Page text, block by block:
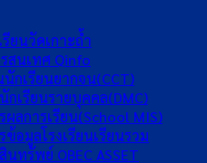
รียนวัดเกาะถ้ำ
สนเทศ Qinfo
กเรียนยากจน(CCT)
เรียนรายบุคคล(DMC)
ลการเรียน(School MIS)
อมูลโรงเรียนเรียนรวม
ทรัพย์ OBEC ASSET